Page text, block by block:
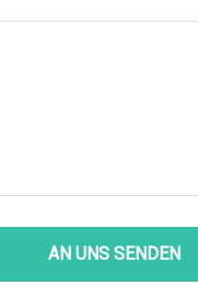
AN UNS SENDEN